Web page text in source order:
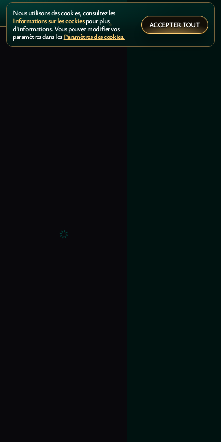
Nous utilisons des cookies, consultez les
Informations sur les cookiespour plus
d'informations. Vous pouvez modifier vos
paramètres dans les Paramètres des cookies.
ACCEPTER TOUT